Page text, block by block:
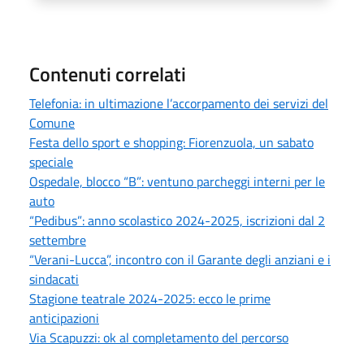
Contenuti correlati
Telefonia: in ultimazione l’accorpamento dei servizi del
Comune
Festa dello sport e shopping: Fiorenzuola, un sabato
speciale
Ospedale, blocco “B”: ventuno parcheggi interni per le
auto
“Pedibus”: anno scolastico 2024-2025, iscrizioni dal 2
settembre
“Verani-Lucca”, incontro con il Garante degli anziani e i
sindacati
Stagione teatrale 2024-2025: ecco le prime
anticipazioni
Via Scapuzzi: ok al completamento del percorso